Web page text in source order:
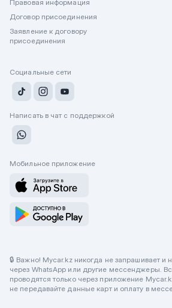
Правовая информация
Договор присоединения
Заявление к договору
присоединения
Социальные сети
Написать в чат с поддержкой
Мобильное приложение
🔒 Важно! Mycar.kz никогда не запрашивает и
через WhatsApp или другие мессенджеры.
проводятся только через приложение
не передавайте данные карт и оплату в